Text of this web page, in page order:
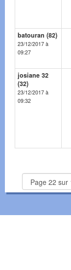
batouran (82)
23/12/2017 à
09:27
josiane 32
(32)
23/12/2017 à
09:32